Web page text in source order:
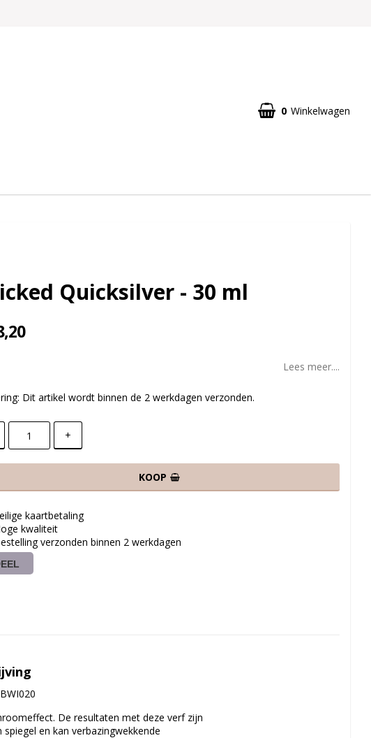
0 Winkelwagen
Quicksilver - 30 ml
Lees meer....
Dit artikel wordt binnen de 2 werkdagen verzonden.
+
KOOP
kaartbetaling
kwaliteit
verzonden binnen 2 werkdagen
De resultaten met deze verf zijn
en kan verbazingwekkende